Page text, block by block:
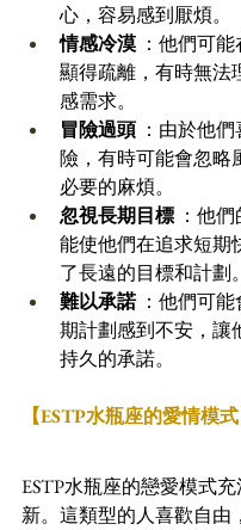
心，容易感到厭煩。
情感冷漠 ：他們可
顯得疏離，有時無法
感需求。
冒險過頭 ：由於他
險，有時可能會忽略
必要的麻煩。
忽視長期目標 ：他
能使他們在追求短期
了長遠的目標和計劃。
難以承諾 ：他們可能
期計劃感到不安，讓
持久的承諾。
【ESTP水瓶座的愛情模式
ESTP水瓶座的戀愛模式
新。這類型的人喜歡自由